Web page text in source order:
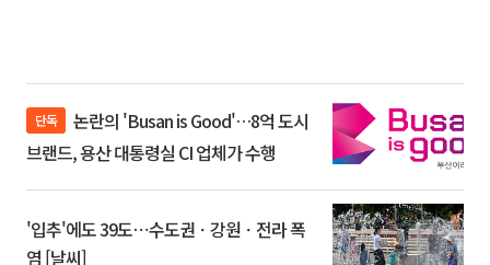
단독
브랜드, 용산 대통령실 CI 업체가 수행
'입추'에도 39도⋯수도권ㆍ강원ㆍ전라 폭
염 [날씨]